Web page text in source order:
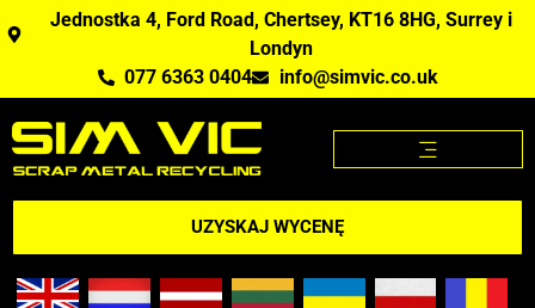
Jednostka 4, Ford Road, Chertsey, KT16 8HG, Surrey i
Londyn
077 6363 0404
info@simvic.co.uk
UZYSKAJ WYCENĘ